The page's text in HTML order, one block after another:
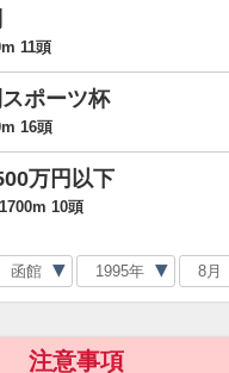
11頭
ポーツ杯
16頭
万円以下
10頭
注意事項